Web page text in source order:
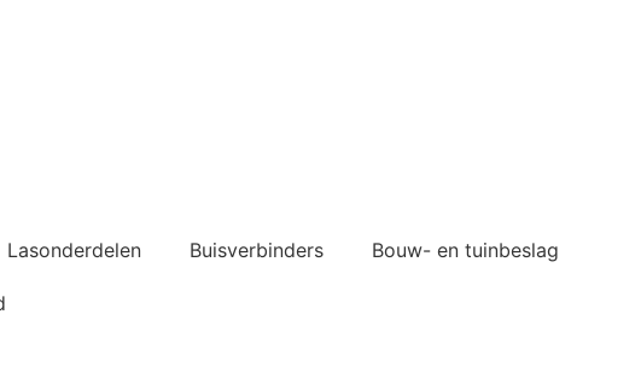
Lasonderdelen Buisverbinders Bouw- en tuinbeslag